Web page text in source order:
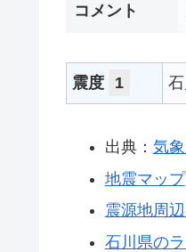
コメント
震度 1
出典： 気
地震マップ
震源地周
石川県の